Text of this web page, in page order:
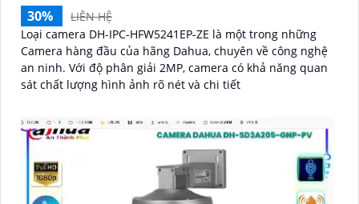
30%
LIÊN HỆ
Loại camera DH-IPC-HFW5241EP-ZE là một trong những
Camera hàng đầu của hãng Dahua, chuyên về công nghệ
an ninh. Với độ phân giải 2MP, camera có khả năng quan
sát chất lượng hình ảnh rõ nét và chi tiết